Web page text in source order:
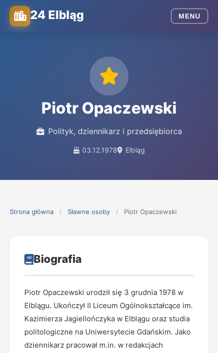
24 Elbląg MENU
Piotr Opaczewski
Polityk, dziennikarz i przedsiębiorca
03.12.1978 Elbląg
Strona główna / Sławne osoby / Piotr Opaczewski
Biografia
Piotr Opaczewski urodził się 3 grudnia 1978 w
Elblągu. Ukończył II Liceum Ogólnokształcące im.
Kazimierza Jagiellończyka w Elblągu oraz studia
politologiczne na Uniwersytecie Gdańskim. Jako
dziennikarz pracował m.in. w redakcjach